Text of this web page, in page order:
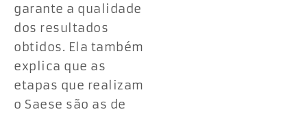
garante a qualidade
dos resultados
obtidos. Ela também
explica que as
etapas que realizam
o Saese são as de